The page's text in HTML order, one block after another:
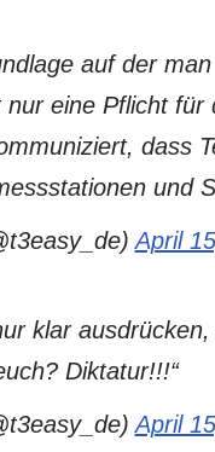
auf der
nur eine Pflicht
dass
und
April
klar
Diktatur!!!“
April